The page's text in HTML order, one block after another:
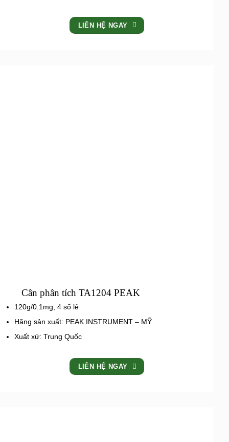
LIÊN HỆ NGAY
Cân phân tích TA1204 PEAK
120g/0.1mg, 4 số lẻ
Hãng sản xuất: PEAK INSTRUMENT – MỸ
Xuất xứ: Trung Quốc
LIÊN HỆ NGAY